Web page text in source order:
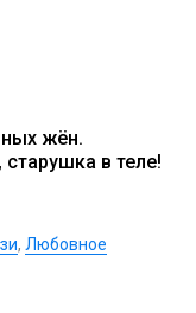
жён.
в теле!
, Любовное